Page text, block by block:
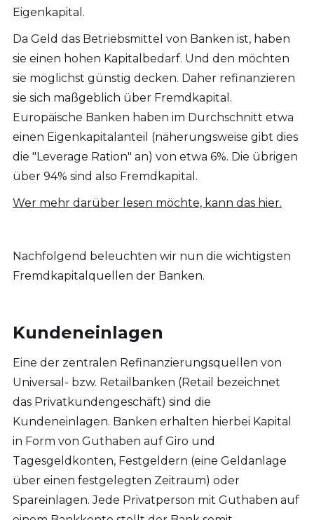
Eigenkapital.
Da Geld das Betriebsmittel von Banken ist, haben
sie einen hohen Kapitalbedarf. Und den möchten
sie möglichst günstig decken. Daher refinanzieren
sie sich maßgeblich über Fremdkapital.
Europäische Banken haben im Durchschnitt etwa
einen Eigenkapitalanteil (näherungsweise gibt dies
die "Leverage Ration" an) von etwa 6%. Die übrigen
über 94% sind also Fremdkapital.
Wer mehr darüber lesen möchte, kann das hier.
Nachfolgend beleuchten wir nun die wichtigsten
Fremdkapitalquellen der Banken.
Kundeneinlagen
Eine der zentralen Refinanzierungsquellen von
Universal- bzw. Retailbanken (Retail bezeichnet
das Privatkundengeschäft) sind die
Kundeneinlagen. Banken erhalten hierbei Kapital
in Form von Guthaben auf Giro und
Tagesgeldkonten, Festgeldern (eine Geldanlage
über einen festgelegten Zeitraum) oder
Spareinlagen. Jede Privatperson mit Guthaben auf